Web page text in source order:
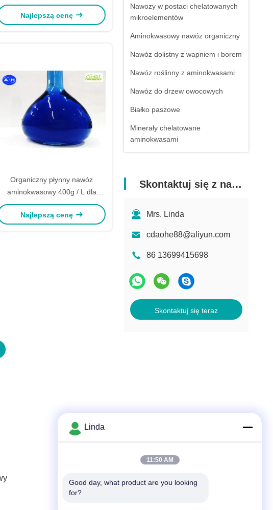
Nawozy w postaci chelatowanych
mikroelementów
Aminokwasowy nawóz organiczny
Nawóz dolistny z wapniem i borem
Nawóz roślinny z aminokwasami
Nawóz do drzew owocowych
Białko paszowe
Minerały chelatowane
aminokwasami
Skontaktuj się z nami
Mrs. Linda
cdaohe88@aliyun.com
86 13699415698
Skontaktuj się teraz
środkiem przeciw zamarzaniu,
na suszę i produkcją
Najlepszą cenę
Organiczny płynny nawóz
aminokwasowy 400g / L dla
rolników Blendery Formulatory
Najlepszą cenę
Tel.
Linda
11:50 AM
Good day, what product are you looking
for?